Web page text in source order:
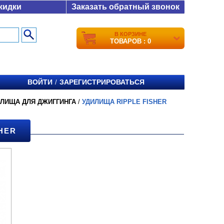
Заказать обратный звонок
В КОРЗИНЕ
ТОВАРОВ : 0
ВОЙТИ / ЗАРЕГИСТРИРОВАТЬСЯ
ДЛЯ ДЖИГГИНГА / УДИЛИЩА RIPPLE FISHER